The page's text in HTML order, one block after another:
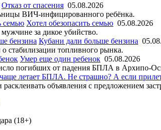
Отказ от спасения 05.08.2026
ВИЧ-инфицированного ребёнка.
Хотел обезопасить семью 05.08.2026
за дикое убийство.
Кубани дали больше бензина
стабилизации топливного рынка.
Умер еще один ребенок 05.08.2026
погибших от падения БПЛА в Архипо-
объявления с предложением
(18+)